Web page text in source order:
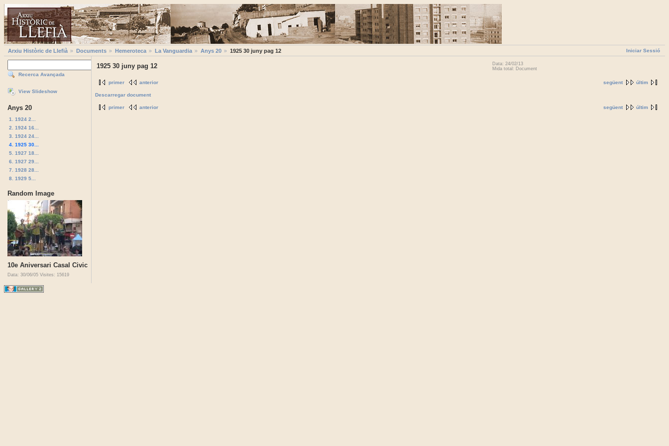
Iniciar Sessió
Arxiu Històric de Llefià Documents Hemeroteca La Vanguardia Anys 20 1925 30 juny pag 12
Recerca Avançada
View Slideshow
Anys 20
1. 1924 2...
2. 1924 16...
3. 1924 24...
4. 1925 30...
5. 1927 18...
6. 1927 29...
7. 1928 28...
8. 1929 5...
Random Image
10e Aniversari Casal Civic
Data: 30/06/05 Visites: 15619
1925 30 juny pag 12
Data: 24/02/13
Mida total: Document
següent últim
primer anterior
Descarregar document
següent últim
primer anterior